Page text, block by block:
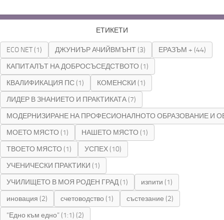
ЕТИКЕТИ
ECO NET(1) ДЖУНИЪР АЧИЙВМЪНТ(3) ЕРАЗЪМ + (44)
КАПИТАЛЪТ НА ДОБРОСЪСЕДСТВОТО (1)
КВАЛИФИКАЦИЯ ПС(1) КОМЕНСКИ (1)
ЛИДЕР В ЗНАНИЕТО И ПРАКТИКАТА(7)
МОДЕРНИЗИРАНЕ НА ПРОФЕСИОНАЛНОТО ОБРАЗОВАНИЕ И
МОЕТО МЯСТО (1) НАШЕТО МЯСТО (1)
ТВОЕТО МЯСТО (1) УСПЕХ(10)
УЧЕНИЧЕСКИ ПРАКТИКИ (1)
УЧИЛИЩЕТО В МОЯ РОДЕН ГРАД(1) изпити (1)
иновация (2) счетоводство (1) състезание (2)
“Едно към едно” (1:1) (2)